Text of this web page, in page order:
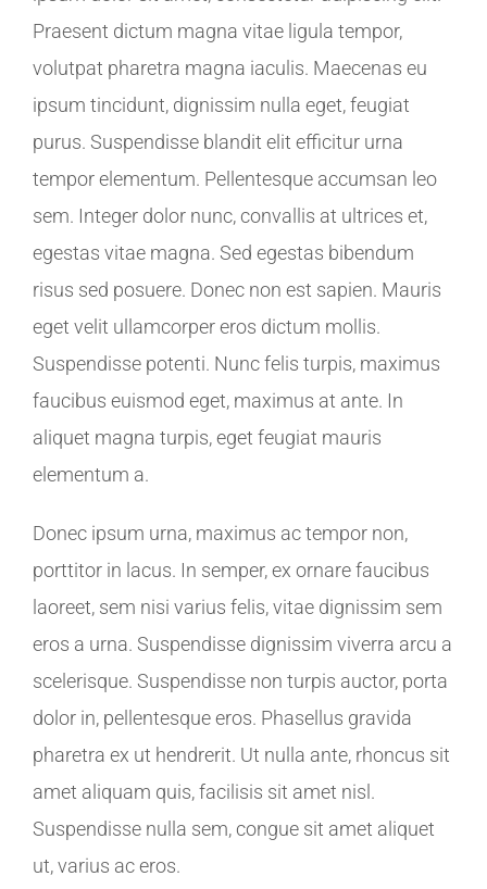
Praesent dictum magna vitae ligula tempor,
volutpat pharetra magna iaculis. Maecenas eu
ipsum tincidunt, dignissim nulla eget, feugiat
purus. Suspendisse blandit elit efficitur urna
tempor elementum. Pellentesque accumsan leo
sem. Integer dolor nunc, convallis at ultrices et,
egestas vitae magna. Sed egestas bibendum
risus sed posuere. Donec non est sapien. Mauris
eget velit ullamcorper eros dictum mollis.
Suspendisse potenti. Nunc felis turpis, maximus
faucibus euismod eget, maximus at ante. In
aliquet magna turpis, eget feugiat mauris
elementum a.
Donec ipsum urna, maximus ac tempor non,
porttitor in lacus. In semper, ex ornare faucibus
laoreet, sem nisi varius felis, vitae dignissim sem
eros a urna. Suspendisse dignissim viverra arcu a
scelerisque. Suspendisse non turpis auctor, porta
dolor in, pellentesque eros. Phasellus gravida
pharetra ex ut hendrerit. Ut nulla ante, rhoncus sit
amet aliquam quis, facilisis sit amet nisl.
Suspendisse nulla sem, congue sit amet aliquet
ut, varius ac eros.